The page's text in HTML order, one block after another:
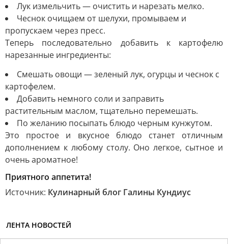
Лук измельчить — очистить и нарезать мелко.
Чеснок очищаем от шелухи, промываем и
пропускаем через пресс.
Теперь последовательно добавить к картофелю
нарезанные ингредиенты:
Смешать овощи — зеленый лук, огурцы и чеснок с
картофелем.
Добавить немного соли и заправить
растительным маслом, тщательно перемешать.
По желанию посыпать блюдо черным кунжутом.
Это простое и вкусное блюдо станет отличным
дополнением к любому столу. Оно легкое, сытное и
очень ароматное!
Приятного аппетита!
Источник: Кулинарный блог Галины Кундиус
ЛЕНТА НОВОСТЕЙ